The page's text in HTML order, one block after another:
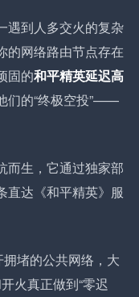
遇到人多交火的复杂
的网络路由节点存在
固的和平精英延迟高
们的“终极空投”——
而生，它通过独家部
直达《和平精英》服
拥堵的公共网络，大
火真正做到“零迟